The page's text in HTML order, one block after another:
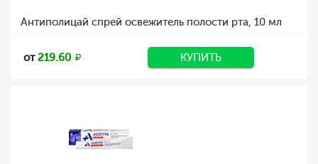
Антиполицай спрей освежитель полости рта, 10 мл
от219.60 КУПИТЬ